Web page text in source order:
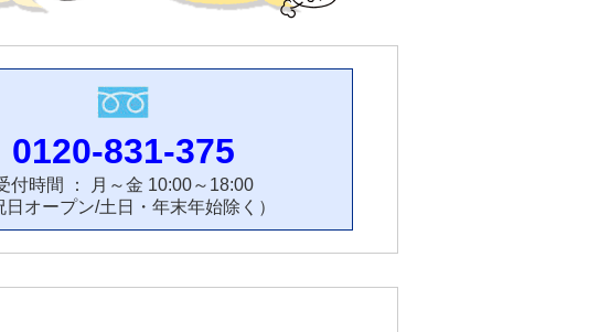
0120-831-375
付時間 ： 月～金 10:00～18:00
日オープン/土日・年末年始除く）